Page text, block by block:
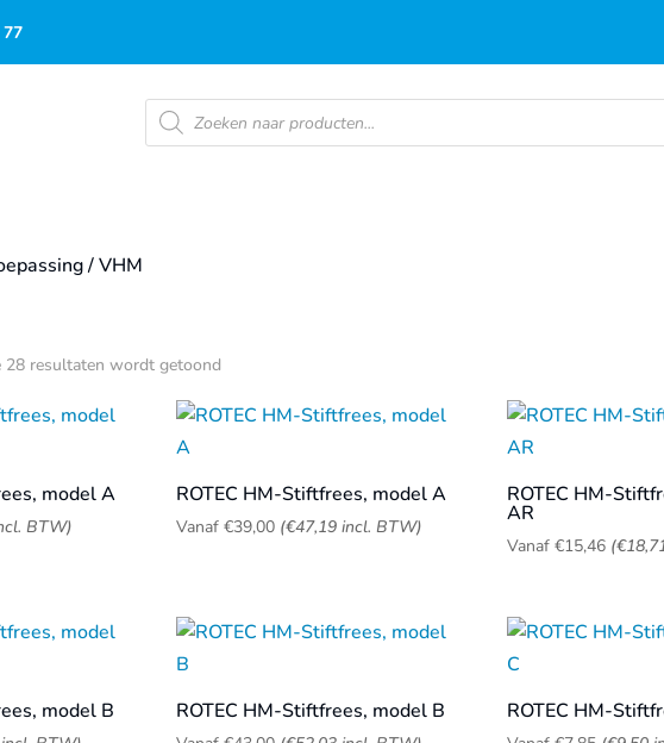
Producten
zoeken
/ VHM
28 resultaten wordt getoond
model A
BTW)
ROTEC HM-Stiftfrees, model A
Vanaf €39,00 (€47,19 incl. BTW)
ROTEC HM-
AR
Vanaf €15,46 (€
model B ROTEC HM-Stiftfrees, model B ROTEC HM-